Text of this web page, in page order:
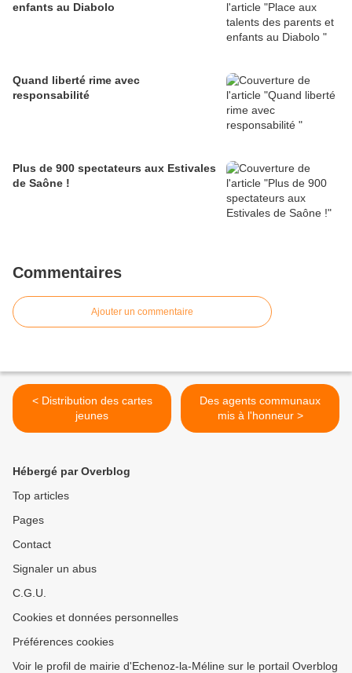
enfants au Diabolo
Quand liberté rime avec
responsabilité
Plus de 900 spectateurs aux Estivales
de Saône !
Commentaires
Ajouter un commentaire
< Distribution des cartes
jeunes
Des agents communaux
mis à l'honneur >
Hébergé par Overblog
Top articles
Pages
Contact
Signaler un abus
C.G.U.
Cookies et données personnelles
Préférences cookies
Voir le profil de mairie d'Echenoz-la-Méline sur le portail Overblog